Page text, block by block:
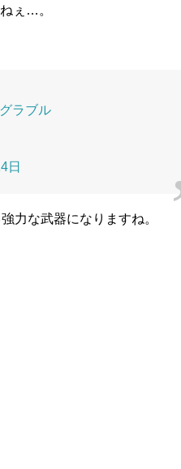
ぇ…。
ラブル
日
力な武器になりますね。